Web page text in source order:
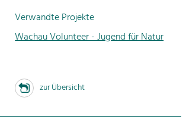
Verwandte Projekte
Wachau Volunteer - Jugend für Natur
zur Übersicht